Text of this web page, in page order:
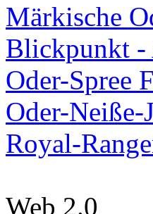
Märkische
Blickpunkt -
Oder-Spree
Oder-Neiße-
Royal-
Web 2.0